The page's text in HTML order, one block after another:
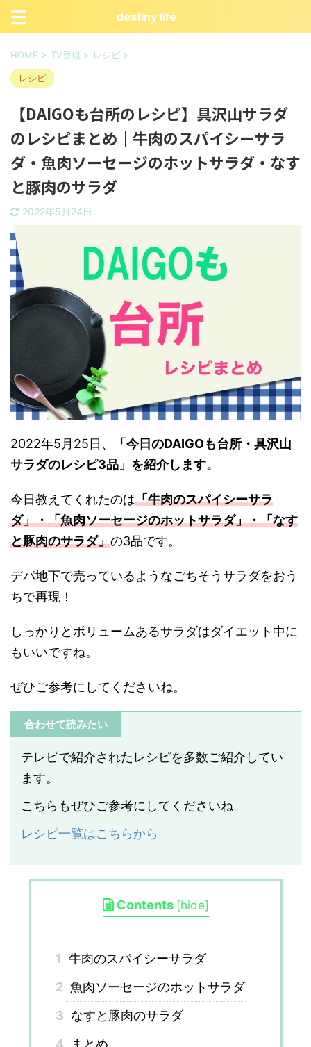
destiny life
HOME > TV番組 > レシピ >
レシピ
【DAIGOも台所のレシピ】具沢山サラダ
のレシピまとめ｜牛肉のスパイシーサラ
ダ・魚肉ソーセージのホットサラダ・なす
と豚肉のサラダ
2022年5月24日
2022年5月25日、
「今日のDAIGOも台所・具沢山
サラダのレシピ3品 」を紹介します。
今日教えてくれたのは「牛肉のスパイシーサラ
ダ」・「魚肉ソーセージのホットサラダ」・「なす
と豚肉のサラダ」の3品です。
デパ地下で売っているようなごちそうサラダをおう
ちで再現！
しっかりとボリュームあるサラダはダイエット中に
もいいですね。
ぜひご参考にしてくださいね。
合わせて読みたい
テレビで紹介されたレシピを多数ご紹介してい
ます。
こちらもぜひご参考にしてくださいね。
レシピ一覧はこちらから
Contents [hide]
1 牛肉のスパイシーサラダ
2 魚肉ソーセージのホットサラダ
3 なすと豚肉のサラダ
4
まとめ